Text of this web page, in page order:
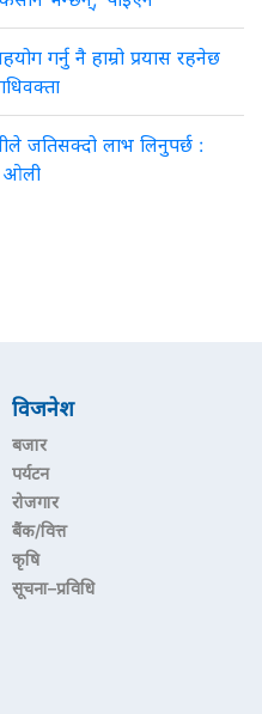
गर्नु नै हाम्रो प्रयास रहनेछ
जतिसक्दो लाभ लिनुपर्छ :
ओली
विजनेश
बजार
पर्यटन
रोजगार
बैंक/वित्त
कृषि
सूचना–प्रविधि